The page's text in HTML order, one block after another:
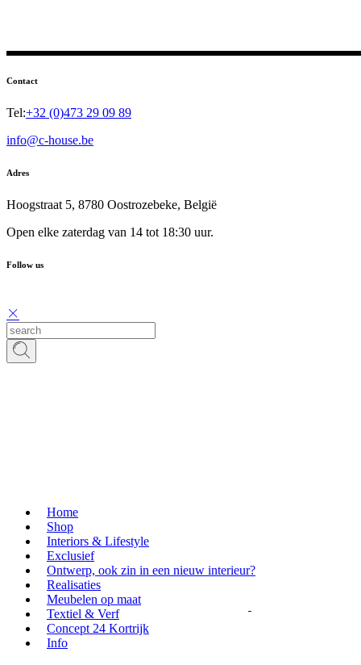
Contact
Tel:+32 (0)473 29 09 89
info@c-house.be
Adres
Hoogstraat 5, 8780 Oostrozebeke, België
Open elke zaterdag van 14 tot 18:30 uur.
Follow us
Home
Shop
Interiors & Lifestyle
Exclusief
Ontwerp, ook zin in een nieuw interieur?
Realisaties
Meubelen op maat
Textiel & Verf
Concept 24 Kortrijk
Info